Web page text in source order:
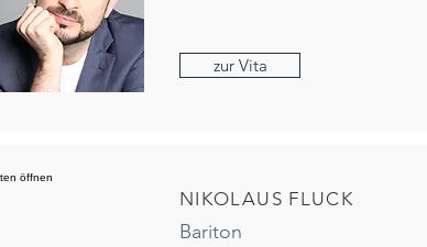
zur Vita
NIKOLAUS FLUCK
Bariton